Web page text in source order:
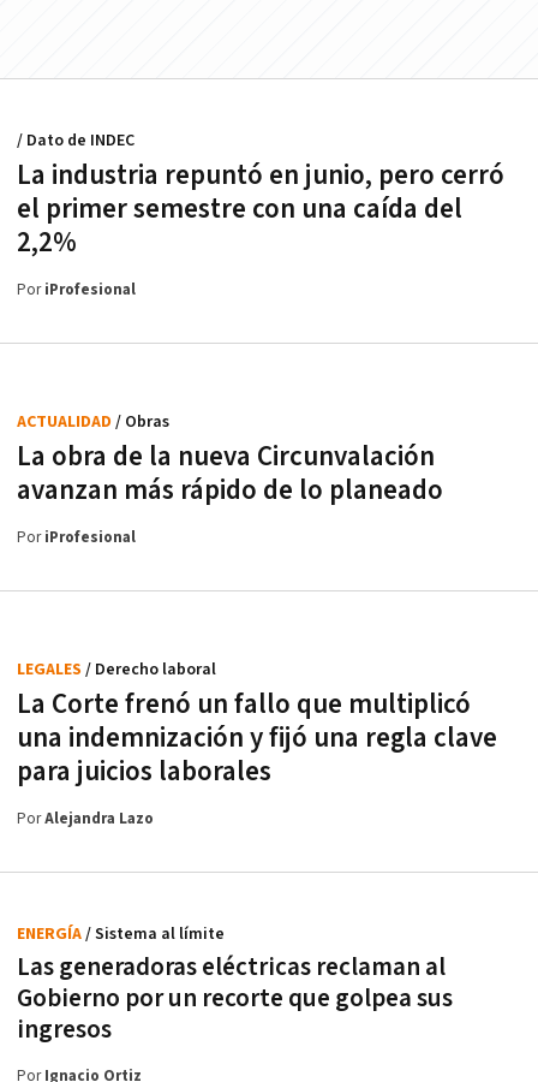
La industria repuntó en junio, pero cerró
el primer semestre con una caída del
2,2%
/ Dato de INDEC
PoriProfesional
La obra de la nueva Circunvalación
avanzan más rápido de lo planeado
ACTUALIDAD / Obras
PoriProfesional
La Corte frenó un fallo que multiplicó
una indemnización y fijó una regla clave
para juicios laborales
LEGALES / Derecho laboral
PorAlejandra Lazo
Las generadoras eléctricas reclaman al
Gobierno por un recorte que golpea sus
ingresos
ENERGÍA/ Sistema al límite
PorIgnacio Ortiz